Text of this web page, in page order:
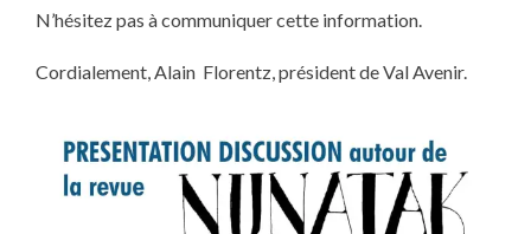
N’hésitez pas à communiquer cette information.
Cordialement, Alain Florentz, président de Val Avenir.